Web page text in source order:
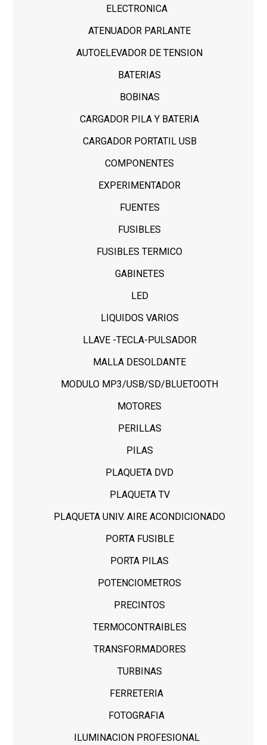
ELECTRONICA
ATENUADOR PARLANTE
AUTOELEVADOR DE TENSION
BATERIAS
BOBINAS
CARGADOR PILA Y BATERIA
CARGADOR PORTATIL USB
COMPONENTES
EXPERIMENTADOR
FUENTES
FUSIBLES
FUSIBLES TERMICO
GABINETES
LED
LIQUIDOS VARIOS
LLAVE -TECLA-PULSADOR
MALLA DESOLDANTE
MODULO MP3/USB/SD/BLUETOOTH
MOTORES
PERILLAS
PILAS
PLAQUETA DVD
PLAQUETA TV
PLAQUETA UNIV. AIRE ACONDICIONADO
PORTA FUSIBLE
PORTA PILAS
POTENCIOMETROS
PRECINTOS
TERMOCONTRAIBLES
TRANSFORMADORES
TURBINAS
FERRETERIA
FOTOGRAFIA
ILUMINACION PROFESIONAL